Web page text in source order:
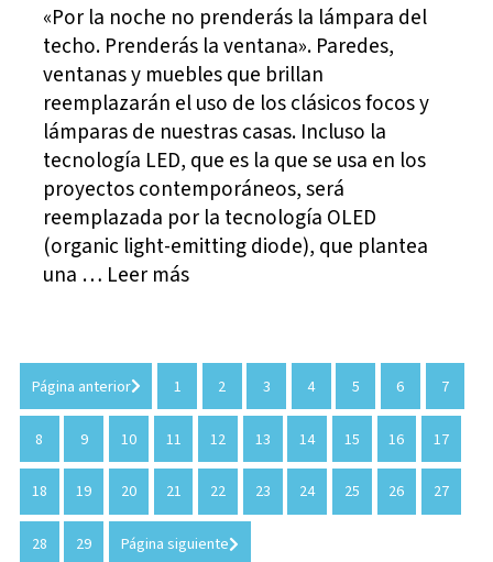
«Por la noche no prenderás la lámpara del
techo. Prenderás la ventana». Paredes,
ventanas y muebles que brillan
reemplazarán el uso de los clásicos focos y
lámparas de nuestras casas. Incluso la
tecnología LED, que es la que se usa en los
proyectos contemporáneos, será
reemplazada por la tecnología OLED
(organic light-emitting diode), que plantea
una … Leer más
Página anterior 1 2 3 4 5 6 7
8 9 10 11 12 13 14 15 16 17
18 19 20 21 22 23 24 25 26 27
28 29 Página siguiente